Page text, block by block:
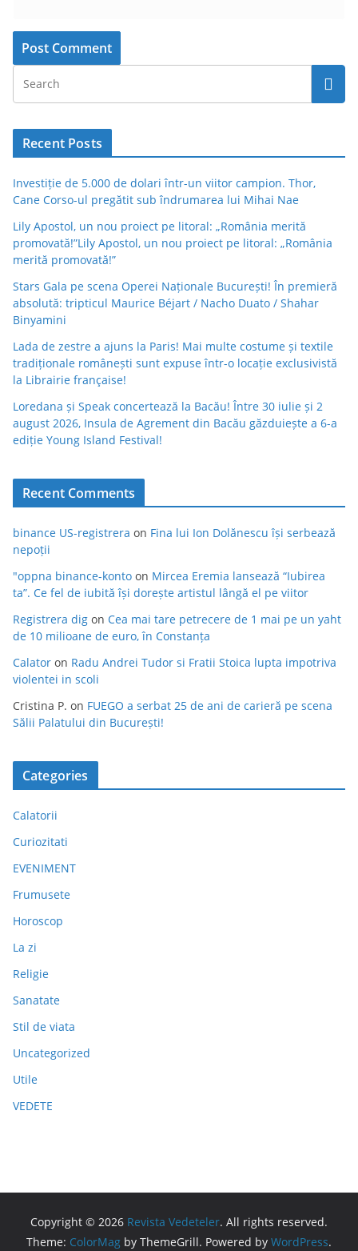
Recent Posts
Investiție de 5.000 de dolari într-un viitor campion. Thor,
Cane Corso-ul pregătit sub îndrumarea lui Mihai Nae
Lily Apostol, un nou proiect pe litoral: „România merită
promovată!”Lily Apostol, un nou proiect pe litoral: „România
merită promovată!”
Stars Gala pe scena Operei Naționale București! În premieră
absolută: tripticul Maurice Béjart / Nacho Duato / Shahar
Binyamini
Lada de zestre a ajuns la Paris! Mai multe costume și textile
tradiționale românești sunt expuse într-o locație exclusivistă
la Librairie française!
Loredana și Speak concertează la Bacău! Între 30 iulie și 2
august 2026, Insula de Agrement din Bacău găzduiește a 6-a
ediție Young Island Festival!
Recent Comments
binance US-registrera on Fina lui Ion Dolănescu își serbează
nepoții
"oppna binance-konto on Mircea Eremia lansează “Iubirea
ta”. Ce fel de iubită își dorește artistul lângă el pe viitor
Registrera dig on Cea mai tare petrecere de 1 mai pe un yaht
de 10 milioane de euro, în Constanța
Calator on Radu Andrei Tudor si Fratii Stoica lupta impotriva
violentei in scoli
Cristina P. on FUEGO a serbat 25 de ani de carieră pe scena
Sălii Palatului din București!
Categories
Calatorii
Curiozitati
EVENIMENT
Frumusete
Horoscop
La zi
Religie
Sanatate
Stil de viata
Uncategorized
Utile
VEDETE
Copyright © 2026 Revista Vedeteler. All rights reserved.
Theme: ColorMag by ThemeGrill. Powered by WordPress.